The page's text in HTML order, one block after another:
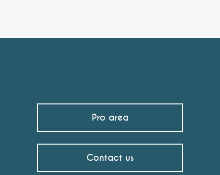
Pro area
Contact us